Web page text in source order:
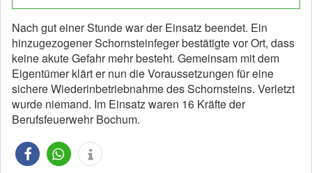
Nach gut einer Stunde war der Einsatz beendet. Ein
hinzugezogener Schornsteinfeger bestätigte vor Ort, dass
keine akute Gefahr mehr besteht. Gemeinsam mit dem
Eigentümer klärt er nun die Voraussetzungen für eine
sichere Wiederinbetriebnahme des Schornsteins. Verletzt
wurde niemand. Im Einsatz waren 16 Kräfte der
Berufsfeuerwehr Bochum.